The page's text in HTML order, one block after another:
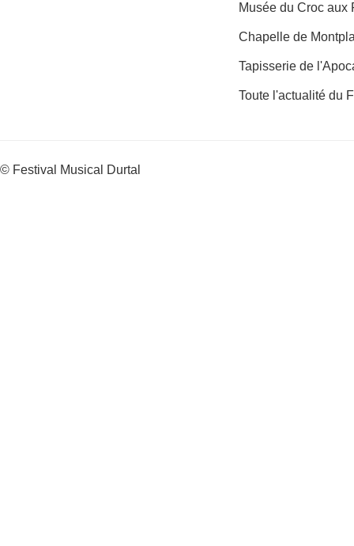
Musée du Croc aux
Chapelle de
Tapisserie de
Toute l'actualité du
© Festival Musical Durtal